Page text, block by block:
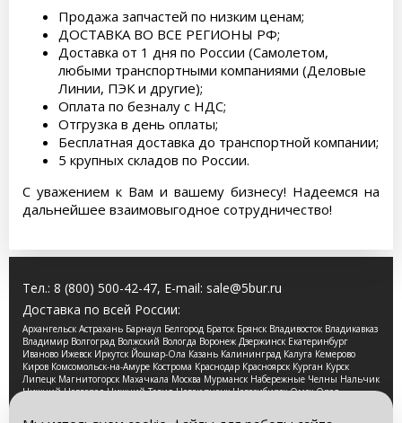
Продажа запчастей по низким ценам;
ДОСТАВКА ВО ВСЕ РЕГИОНЫ РФ;
Доставка от 1 дня по России (Самолетом,
любыми транспортными компаниями (Деловые
Линии, ПЭК и другие);
Оплата по безналу с НДС;
Отгрузка в день оплаты;
Бесплатная доставка до транспортной компании;
5 крупных складов по России.
С уважением к Вам и вашему бизнесу! Надеемся на
дальнейшее взаимовыгодное сотрудничество!
Тел.: 8 (800) 500-42-47, E-mail: sale@5bur.ru
Доставка по всей России:
Архангельск Астрахань Барнаул Белгород Братск Брянск Владивосток Владикавказ
Владимир Волгоград Волжский Вологда Воронеж Дзержинск Екатеринбург
Иваново Ижевск Иркутск Йошкар-Ола Казань Калининград Калуга Кемерово
Киров Комсомольск-на-Амуре Кострома Краснодар Красноярск Курган Курск
Липецк Магнитогорск Махачкала Москва Мурманск Набережные Челны Нальчик
Нижний Новгород Нижний Тагил Новокузнецк Новосибирск Омск Орел
Санкт-Петербург Саранск Саратов Смоленск Сочи Ставрополь Стерлитамак